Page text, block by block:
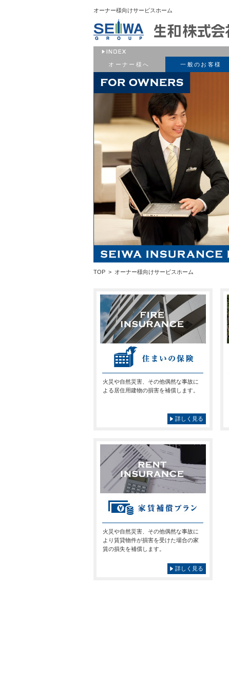
オーナー様向けサービスホーム
オーナー様へ 一般のお客様
TOP > オーナー様向けサービスホーム
火災や自然災害、その他偶然な事故に
よる居住用建物の損害を補償します。
詳しく見る
火災や自然災害、その他偶然な事故に
より賃貸物件が損害を受けた場合の家
賃の損失を補償します。
詳しく見る